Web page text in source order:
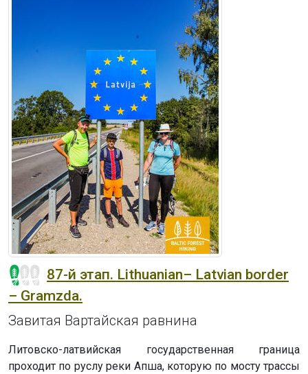
87-й этап. Lithuanian– Latvian border
– Gramzda.
Завитая Вартайская равнина
Литовско-латвийская государственная граница
проходит по руслу реки Апша, которую по мосту трассы